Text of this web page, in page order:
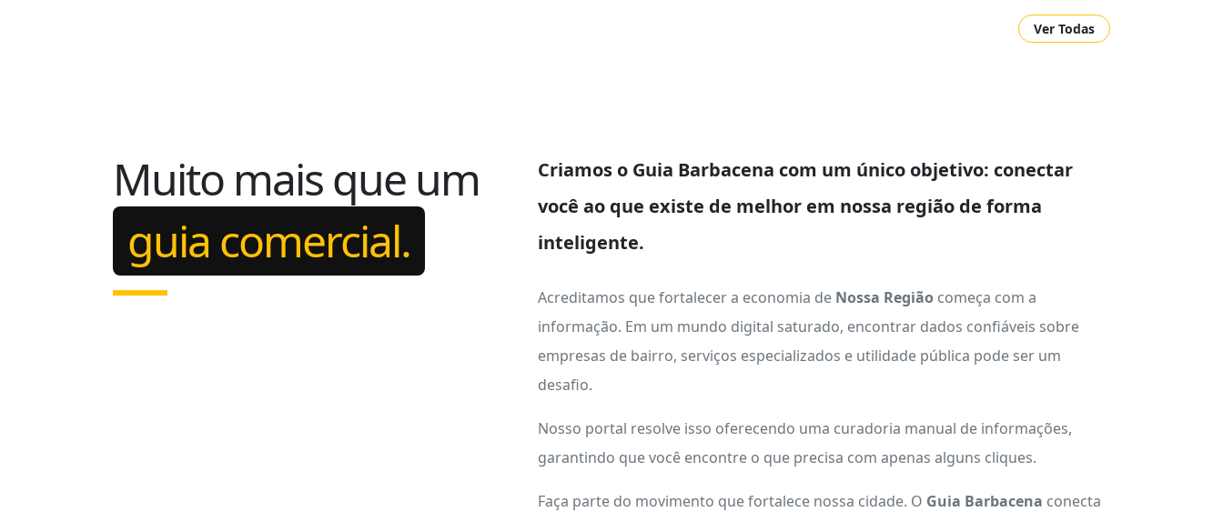
Ver Todas
Muito mais que um
guia comercial.
Criamos o Guia Barbacena com um único objetivo: conectar
você ao que existe de melhor em nossa região de forma
inteligente.
Acreditamos que fortalecer a economia de Nossa Regiãocomeça com a
informação. Em um mundo digital saturado, encontrar dados confiáveis sobre
empresas de bairro, serviços especializados e utilidade pública pode ser um
desafio.
Nosso portal resolve isso oferecendo uma curadoria manual de informações,
garantindo que você encontre o que precisa com apenas alguns cliques.
Faça parte do movimento que fortalece nossa cidade. O Guia Barbacena conecta